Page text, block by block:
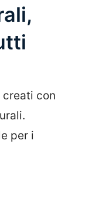
con
per i